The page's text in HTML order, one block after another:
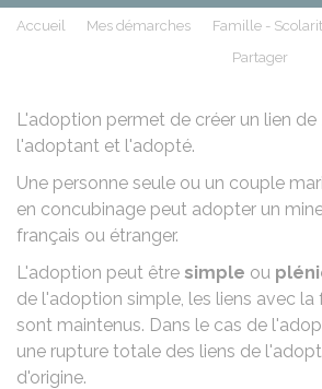
Accueil Mes démarches Famille -
Partager
L'adoption permet de créer un lien de
l'adoptant et l'adopté.
Une personne seule ou un couple
en concubinage peut adopter un
français ou étranger.
L'adoption peut être simple ou
de l'adoption simple, les liens avec la
sont maintenus. Dans le cas de
une rupture totale des liens de
d'origine.